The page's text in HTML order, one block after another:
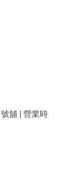
舖 | 營業時